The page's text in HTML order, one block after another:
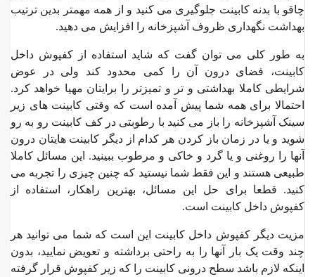
چاقو با بدنه کابینت جلوگیری می کنید و از همه مهمتر بدین ترتیب
بهداشت نگهداری ظروف آشپزخانه را افزایش می دهید.
به طور کلی می توان گفت که شاید استفاده از کفپوش داخل
کابینت، فضای درون آن را کمی محدود کند ولی در عوض
شرایطی کاملا بهداشتی و تر و تمیزتر را برایتان مهیا خواهد کرد.
احتمالا برای همه شما پیش آمده است که وقتی کابینت های زیر
سینک آشپزخانه را باز می کنید با رطوبتی در کف کابینت رو به رو
شوید و یا در زمان باز کردن هر کدام از دیگر کابینت هایتان درون
آنها را روغنی و یا گرد و خاکی و مرطوب ببینید. این مسائل کاملا
طبیعی هستند و این فقط شما نیستید که چنین چیزی را تجربه می
کنید. قطعا برای حل این مسائل، بهترین راهکار، استفاده از
کفپوش داخل کابینت است.
مزیت دیگر کفپوش داخل کابینت این است که شما می توانید هر
چند وقت یک بار آنها را به راحتی برداشته و تعویض نمایید، بدون
اینکه لازم باشد سطح درونی کابینت را که زیر کفپوش قرار گرفته